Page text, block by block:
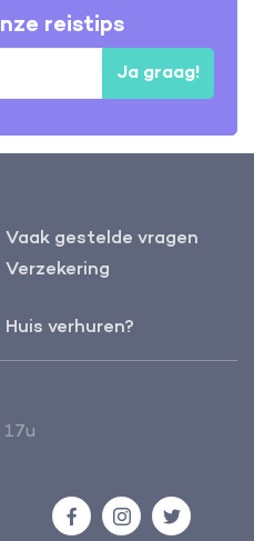
reistips
Ja graag!
Vaak gestelde vragen
Verzekering
Huis verhuren?
FacebookInstagramTwitter